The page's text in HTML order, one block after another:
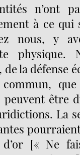
n’ont
à ce qui
nous, y
physique.
de la défense
commun,
être
La
[« Ne